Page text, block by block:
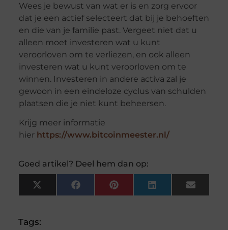
Wees je bewust van wat er is en zorg ervoor
dat je een actief selecteert dat bij je behoeften
en die van je familie past. Vergeet niet dat u
alleen moet investeren wat u kunt
veroorloven om te verliezen, en ook alleen
investeren wat u kunt veroorloven om te
winnen. Investeren in andere activa zal je
gewoon in een eindeloze cyclus van schulden
plaatsen die je niet kunt beheersen.
Krijg meer informatie
hier https://www.bitcoinmeester.nl/
Goed artikel? Deel hem dan op:
X
(Twitter)
FacebookPinterestLinkedInEmail
Tags: